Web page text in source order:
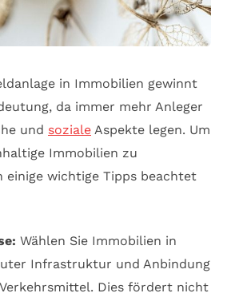
in Immobilien gewinnt
da immer mehr Anleger
und soziale Aspekte legen. Um
Immobilien zu
einige wichtige Tipps beachtet
Wählen Sie Immobilien in
Infrastruktur und Anbindung
Dies fördert nicht